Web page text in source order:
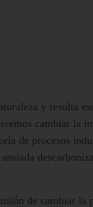
y resulta
cambiar la
de procesos
de cambiar la